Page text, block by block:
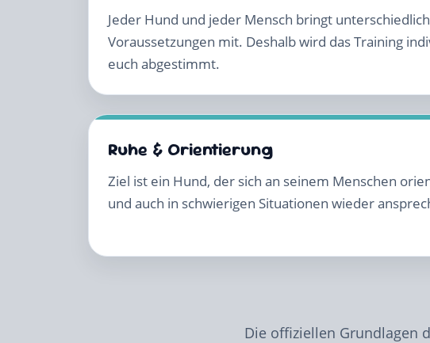
Jeder Hund und jeder Mensch bringt
Voraussetzungen mit. Deshalb wird das Training
euch abgestimmt.
Ruhe & Orientierung
Ziel ist ein Hund, der sich an seinem Menschen
und auch in schwierigen Situationen wieder
Die offiziellen Grundlagen